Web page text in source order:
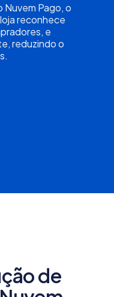
Pago, o
reconhece
e
reduzindo o
de